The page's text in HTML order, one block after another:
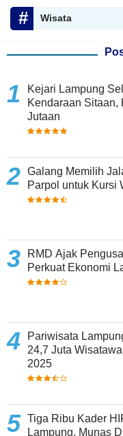
Wisata
Kejari Lampung
Kendaraan Sitaan,
Jutaan
Galang Memilih
Parpol untuk Kursi
RMD Ajak
Perkuat Ekonomi
Pariwisata
24,7 Juta
2025
Tiga Ribu Kader
Lampung, Munas